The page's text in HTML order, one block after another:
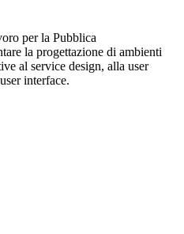
per la Pubblica
la progettazione di ambienti
al service design, alla user
interface.